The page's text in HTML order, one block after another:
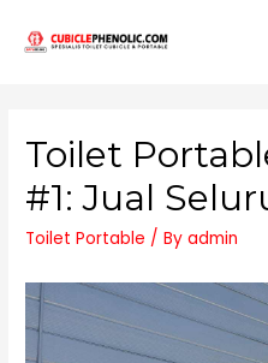
Toilet
#1: Jual
Toilet Portable / Byadmin